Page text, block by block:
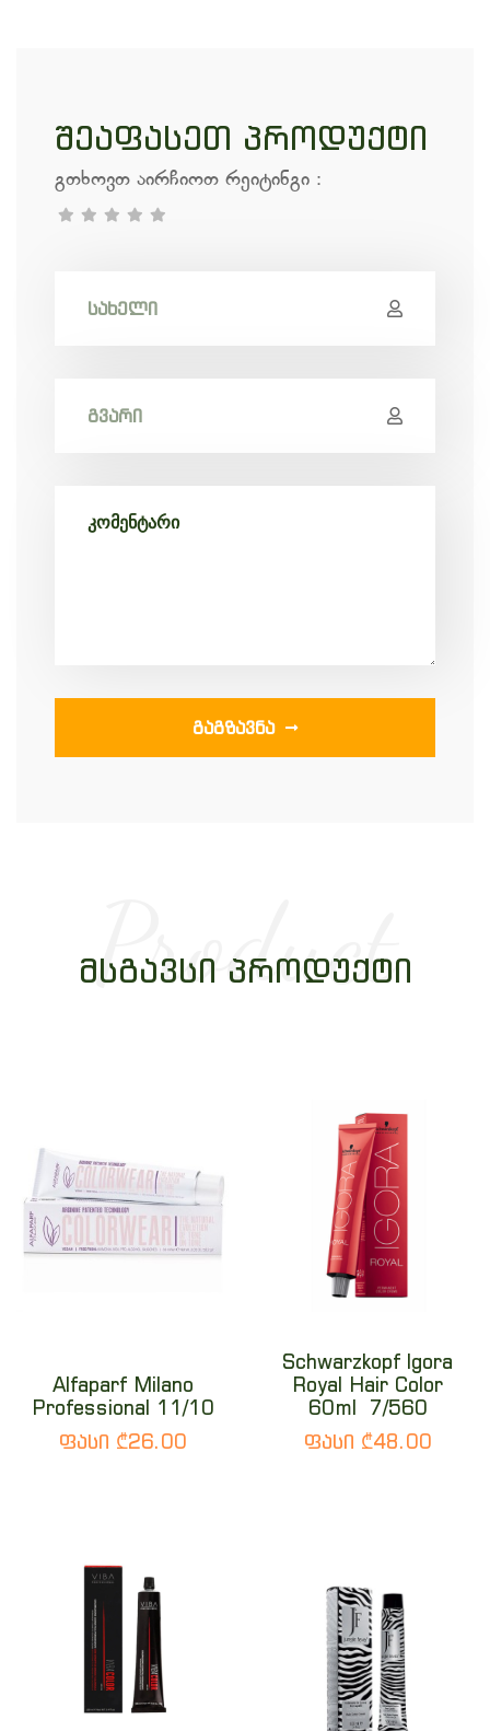
შეაფასეთ პროდუქტი
გთხოვთ აირჩიოთ რეიტინგი :
ᲒᲐᲒᲖᲐᲕᲜᲐ
Product
ᲛᲡᲒᲐᲕᲡᲘ ᲞᲠᲝᲓᲣᲥᲢᲘ
Alfaparf Milano
Professional 11/10
ფასი ₾26.00
Schwarzkopf Igora
Royal Hair Color
60ml 7/560
ფასი ₾48.00